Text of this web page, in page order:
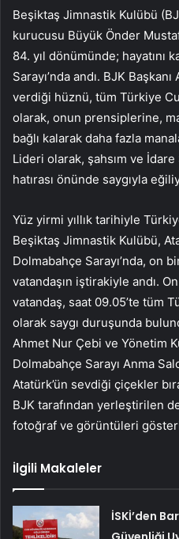
Beşiktaş Jimnastik Kulübü
kurucusu Büyük Önder
84. yıl dönümünde; hayatını
Sarayı’nda andı. BJK
verdiği hüznü, tüm Türkiye
olarak, onun prensiplerine,
bağlı kalarak daha fazla
Lideri olarak, şahsım ve İdare
hatırası önünde saygıyla
Yüz yirmi yıllık tarihiyle
Beşiktaş Jimnastik Kulübü,
Dolmabahçe Sarayı’nda, on
vatandaşın iştirakiyle andı.
vatandaş, saat 09.05’te tüm
olarak saygı duruşunda
Ahmet Nur Çebi ve Yönetim
Dolmabahçe Sarayı Anma
Atatürk’ün sevdiği çiçekler
BJK tarafından yerleştirilen
fotoğraf ve görüntüleri
İlgili Makaleler
İSKİ’den